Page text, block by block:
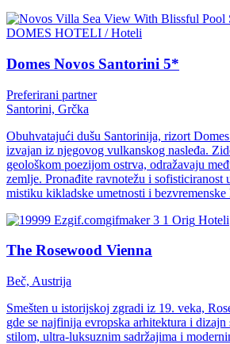
DOMES HOTELI / Hoteli
Domes Novos Santorini 5*
Preferirani partner
Santorini, Grčka
Obuhvatajući dušu Santorinija, rizort
izvajan iz njegovog vulkanskog nasleđa.
geološkom poezijom ostrva, odražavaju
zemlje. Pronađite ravnotežu i sofisticiranost
mistiku kikladske umetnosti i bezvremenske
Hoteli
The Rosewood Vienna
Beč, Austrija
Smešten u istorijskoj zgradi iz 19. veka,
gde se najfinija evropska arhitektura i dizajn
stilom, ultra-luksuznim sadržajima i